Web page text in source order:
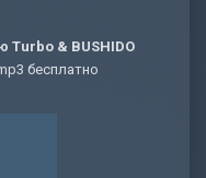
Turbo & BUSHIDO
бесплатно